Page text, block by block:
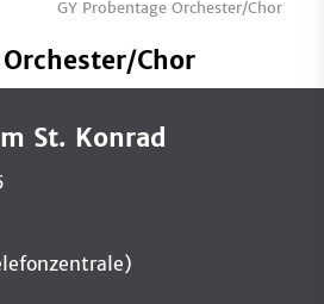
GY Probentage Orchester/Chor
Chor
St. Konrad